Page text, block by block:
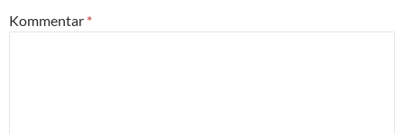
Kommentar *